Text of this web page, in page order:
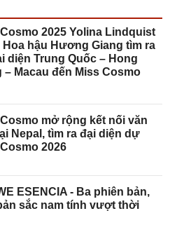
2025 Yolina Lindquist
hậu Hương Giang tìm ra
diện Trung Quốc – Hong
– Macau đến Miss Cosmo
Cosmo mở rộng kết nối văn
Nepal, tìm ra đại diện dự
2026
ESENCIA - Ba phiên bản,
sắc nam tính vượt thời